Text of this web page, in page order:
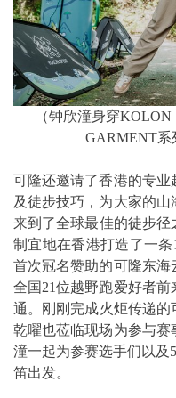
（钟欣潼身穿
GARMENT系
可隆还邀请了香港的专
及徒步技巧，为大家的
来到了全球最佳的徒步
制宜地在香港打造了一
首次冠名赞助的可隆东
全国21位越野跑爱好者
通。刚刚完成火炬传递
乾曜也莅临现场为参与
潼一起为参赛选手们以及
笛出发。